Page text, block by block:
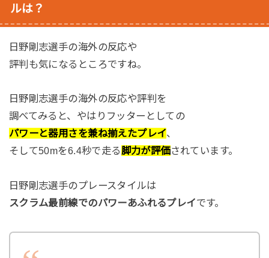
ルは？
日野剛志選手の海外の反応や
評判も気になるところですね。
日野剛志選手の海外の反応や評判を
調べてみると、やはりフッターとしての
パワーと器用さを兼ね揃えたプレイ、
そして50mを6.4秒で走る 脚力が評価されています。
日野剛志選手のプレースタイルは
スクラム最前線でのパワーあふれるプレイです。